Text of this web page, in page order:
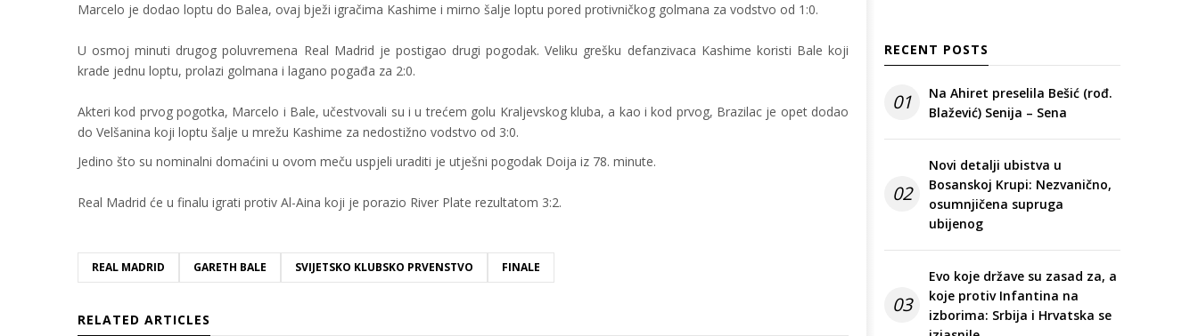
Marcelo je dodao loptu do Balea, ovaj bježi igračima Kashime i mirno šalje loptu pored protivničkog golmana za vodstvo od 1:0.
U osmoj minuti drugog poluvremena Real Madrid je postigao drugi pogodak. Veliku grešku defanzivaca Kashime koristi Bale koji
krade jednu loptu, prolazi golmana i lagano pogađa za 2:0.
Akteri kod prvog pogotka, Marcelo i Bale, učestvovali su i u trećem golu Kraljevskog kluba, a kao i kod prvog, Brazilac je opet dodao
do Velšanina koji loptu šalje u mrežu Kashime za nedostižno vodstvo od 3:0.
Jedino što su nominalni domaćini u ovom meču uspjeli uraditi je utješni pogodak Doija iz 78. minute.
Real Madrid će u finalu igrati protiv Al-Aina koji je porazio River Plate rezultatom 3:2.
REAL MADRID GARETH BALE SVIJETSKO KLUBSKO PRVENSTVO FINALE
RELATED ARTICLES
RECENT POSTS
01
Na Ahiret preselila Bešić (rođ.
Blažević) Senija – Sena
02
Novi detalji ubistva u
Bosanskoj Krupi: Nezvanično,
osumnjičena supruga
ubijenog
03
Evo koje države su zasad za, a
koje protiv Infantina na
izborima: Srbija i Hrvatska se